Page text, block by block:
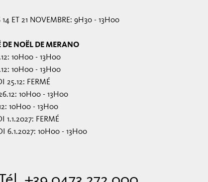
14 ET 21 NOVEMBRE: 9H30 - 13H00
NOËL DE MERANO
10H00 - 13H00
10H00 - 13H00
25.12: FERMÉ
10H00 - 13H00
10H00 - 13H00
1.1.2027: FERMÉ
6.1.2027: 10H00 - 13H00